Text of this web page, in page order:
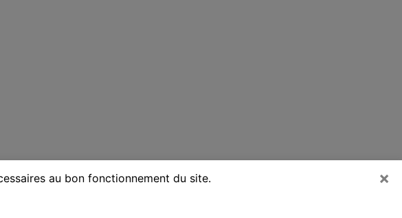
×
au bon fonctionnement du site.